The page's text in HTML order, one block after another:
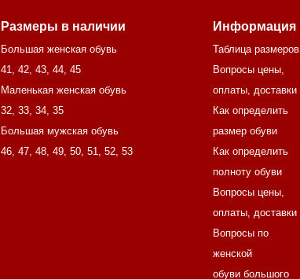
Размеры в наличии
Большая женская обувь
41, 42, 43, 44, 45
Маленькая женская обувь
32, 33, 34, 35
Большая мужская обувь
46, 47, 48, 49, 50, 51, 52, 53
Информация
Таблица размеров
Вопросы цены,
оплаты, доставки
Как определить
размер обуви
Как определить
полноту обуви
Вопросы цены,
оплаты, доставки
Вопросы по
женской
обуви большого